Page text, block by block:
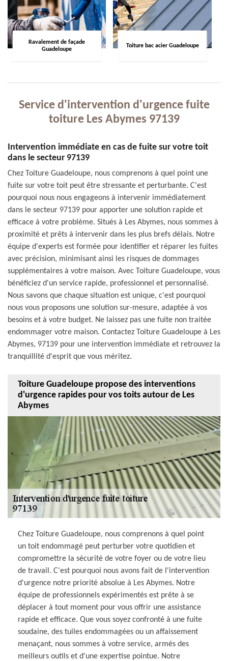
Ravalement de façade
Guadeloupe
Toiture bac acier Guadeloupe
Service d'intervention d'urgence fuite
toiture Les Abymes 97139
Intervention immédiate en cas de fuite sur votre toit
dans le secteur 97139
Chez Toiture Guadeloupe, nous comprenons à quel point une
fuite sur votre toit peut être stressante et perturbante. C'est
pourquoi nous nous engageons à intervenir immédiatement
dans le secteur 97139 pour apporter une solution rapide et
efficace à votre problème. Situés à Les Abymes, nous sommes à
proximité et prêts à intervenir dans les plus brefs délais. Notre
équipe d'experts est formée pour identifier et réparer les fuites
avec précision, minimisant ainsi les risques de dommages
supplémentaires à votre maison. Avec Toiture Guadeloupe, vous
bénéficiez d'un service rapide, professionnel et personnalisé.
Nous savons que chaque situation est unique, c'est pourquoi
nous vous proposons une solution sur-mesure, adaptée à vos
besoins et à votre budget. Ne laissez pas une fuite non traitée
endommager votre maison. Contactez Toiture Guadeloupe à Les
Abymes, 97139 pour une intervention immédiate et retrouvez la
tranquillité d'esprit que vous méritez.
Toiture Guadeloupe propose des interventions
d'urgence rapides pour vos toits autour de Les
Abymes
Chez Toiture Guadeloupe, nous comprenons à quel point
un toit endommagé peut perturber votre quotidien et
compromettre la sécurité de votre foyer ou de votre lieu
de travail. C'est pourquoi nous avons fait de l'intervention
d'urgence notre priorité absolue à Les Abymes. Notre
équipe de professionnels expérimentés est prête à se
déplacer à tout moment pour vous offrir une assistance
rapide et efficace. Que vous soyez confronté à une fuite
soudaine, des tuiles endommagées ou un affaissement
menaçant, nous sommes à votre service, armés des
meilleurs outils et d'une expertise pointue. Notre